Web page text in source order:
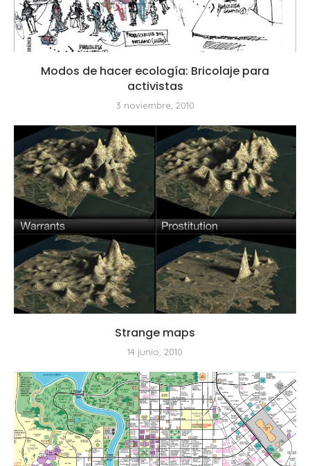
Modos de hacer ecología: Bricolaje para
activistas
3 noviembre, 2010
Strange maps
14 junio, 2010